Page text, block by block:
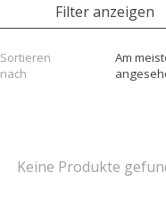
Filter anzeigen
Sortieren
nach
Am
Keine Produkte